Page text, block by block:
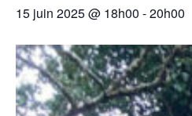
15 juin 2025 @ 18h00 -20h00